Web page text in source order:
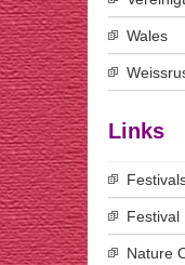
Wales
Links
Festival
Nature